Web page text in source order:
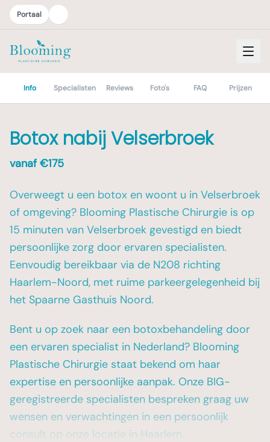
Portaal
Info Specialisten Reviews Foto's FAQ Prijzen
Botox nabij Velserbroek
vanaf €175
Overweegt u een botox en woont u in Velserbroek
of omgeving? Blooming Plastische Chirurgie is op
15 minuten van Velserbroek gevestigd en biedt
persoonlijke zorg door ervaren specialisten.
Eenvoudig bereikbaar via de N208 richting
Haarlem-Noord, met ruime parkeergelegenheid bij
het Spaarne Gasthuis Noord.
Bent u op zoek naar een botoxbehandeling door
een ervaren specialist in Nederland? Blooming
Plastische Chirurgie staat bekend om haar
expertise en persoonlijke aanpak. Onze BIG-
geregistreerde specialisten bespreken graag uw
wensen en verwachtingen in een persoonlijk
consult op onze locatie in Haarlem.